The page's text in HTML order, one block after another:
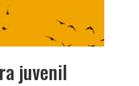
juvenil